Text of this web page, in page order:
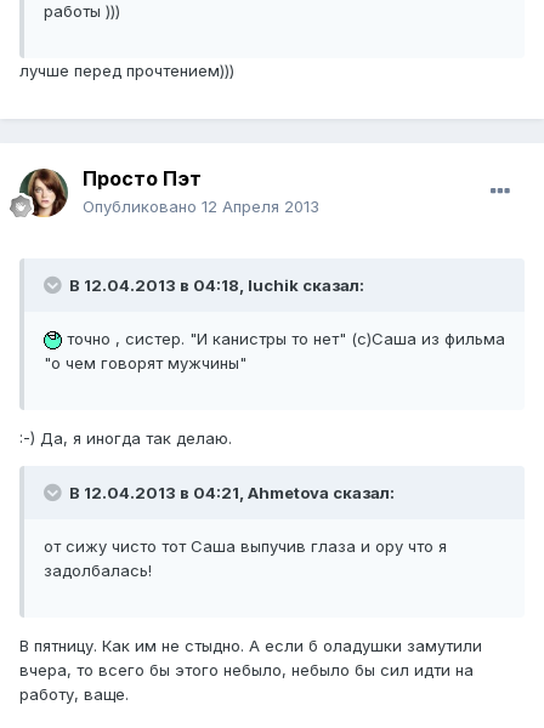
работы )))
лучше перед прочтением)))
Просто Пэт
Опубликовано 12 Апреля 2013
В 12.04.2013 в 04:18, luchik сказал:
точно , систер. "И канистры то нет" (с)Саша из фильма
"о чем говорят мужчины"
:-) Да, я иногда так делаю.
В 12.04.2013 в 04:21, Ahmetova сказал:
от сижу чисто тот Саша выпучив глаза и ору что я
задолбалась!
В пятницу. Как им не стыдно. А если б оладушки замутили
вчера, то всего бы этого небыло, небыло бы сил идти на
работу, ваще.